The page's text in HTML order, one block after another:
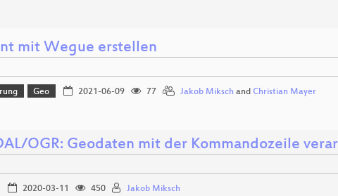
mit Wegue erstellen
Geo 2021-06-09 77 Jakob Miksch and Christian Mayer
OGR: Geodaten mit der Kommandozeile
2020-03-11 450 Jakob Miksch